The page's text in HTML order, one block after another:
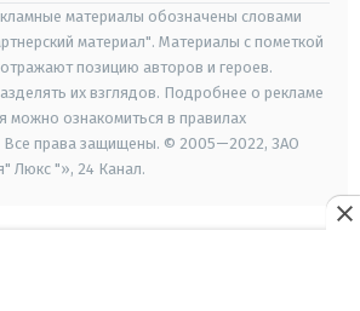
материалы обозначены словами
материал". Материалы с пометкой
позицию авторов и героев.
их взглядов. Подробнее о рекламе
можно ознакомиться в правилах
Все права защищены. © 2005—2022, ЗАО
Люкс "», 24 Канал.